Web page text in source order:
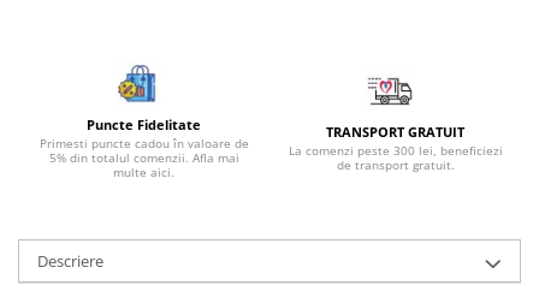
Bijuterii rodocrozit
Bijuterii rubin
Bijuterii safir
Bijuterii smarald
Bijuterii sodalit
Puncte Fidelitate
Primesti puncte cadou în valoare de
5% din totalul comenzii. Afla mai
multe aici.
TRANSPORT GRATUIT
La comenzi peste 300 lei, beneficiezi
de transport gratuit.
Descriere